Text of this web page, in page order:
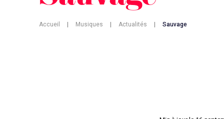
Accueil Musiques Actualités Sauvage